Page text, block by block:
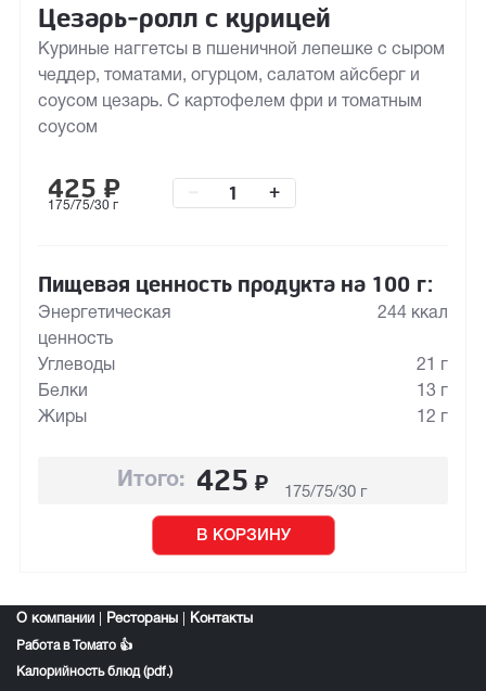
Цезарь-ролл с курицей
Куриные наггетсы в пшеничной лепешке с сыром
чеддер, томатами, огурцом, салатом айсберг и
соусом цезарь. С картофелем фри и томатным
соусом
425 ₽
175/75/30 г
+
Пищевая ценность продукта на 100 г:
Энергетическая
ценность
244 ккал
Углеводы
21 г
Белки
13 г
Жиры
12 г
Итого: 425 ₽ 175/75/30 г
В КОРЗИНУ
О компании Рестораны Контакты
Работа в Томато 👍
Калорийность блюд (pdf.)